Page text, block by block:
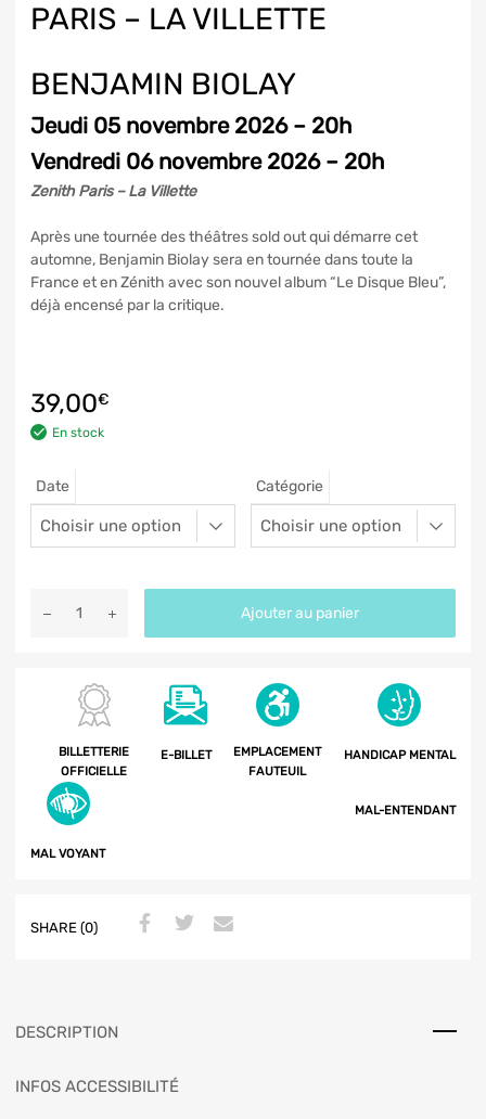
PARIS – LA VILLETTE
BENJAMIN BIOLAY
Jeudi 05 novembre 2026 – 20h
Vendredi 06 novembre 2026 – 20h
Zenith Paris – La Villette
Après une tournée des théâtres sold out qui démarre cet
automne, Benjamin Biolay sera en tournée dans toute la
France et en Zénith avec son nouvel album “Le Disque Bleu”,
déjà encensé par la critique.
39,00€
En stock
Date Catégorie
Ajouter au panier
BILLETTERIE
OFFICIELLE
E-BILLET
EMPLACEMENT
FAUTEUIL
HANDICAP MENTAL
MAL VOYANT
MAL-ENTENDANT
SHARE (0)
DESCRIPTION
INFOS ACCESSIBILITÉ